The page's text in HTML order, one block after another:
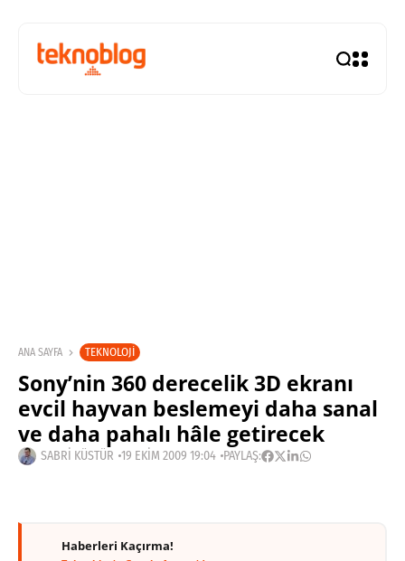
ANA SAYFA TEKNOLOJI
Sony’nin 360 derecelik 3D ekranı
evcil hayvan beslemeyi daha sanal
ve daha pahalı hâle getirecek
SABRI KÜSTÜR 19 EKIM 2009 19:04 PAYLAŞ:
Haberleri Kaçırma!